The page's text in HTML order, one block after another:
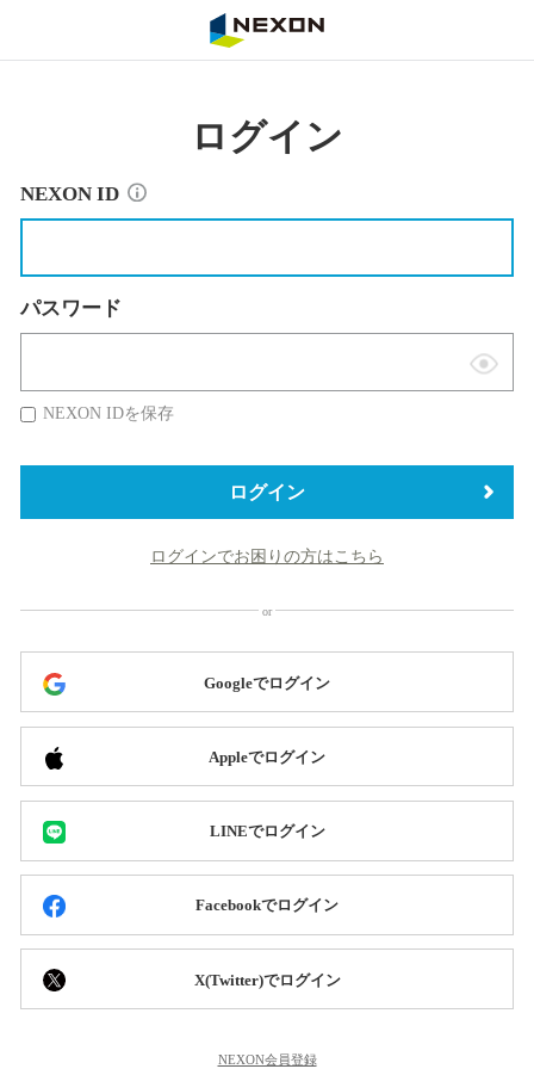
ログイン
NEXON ID
パスワード
表
替
NEXON IDを保存
ログイン
ログインでお困りの方はこちら
Googleでログイン
Appleでログイン
LINEでログイン
Facebookでログイン
X(Twitter)でログイン
NEXON会員登録